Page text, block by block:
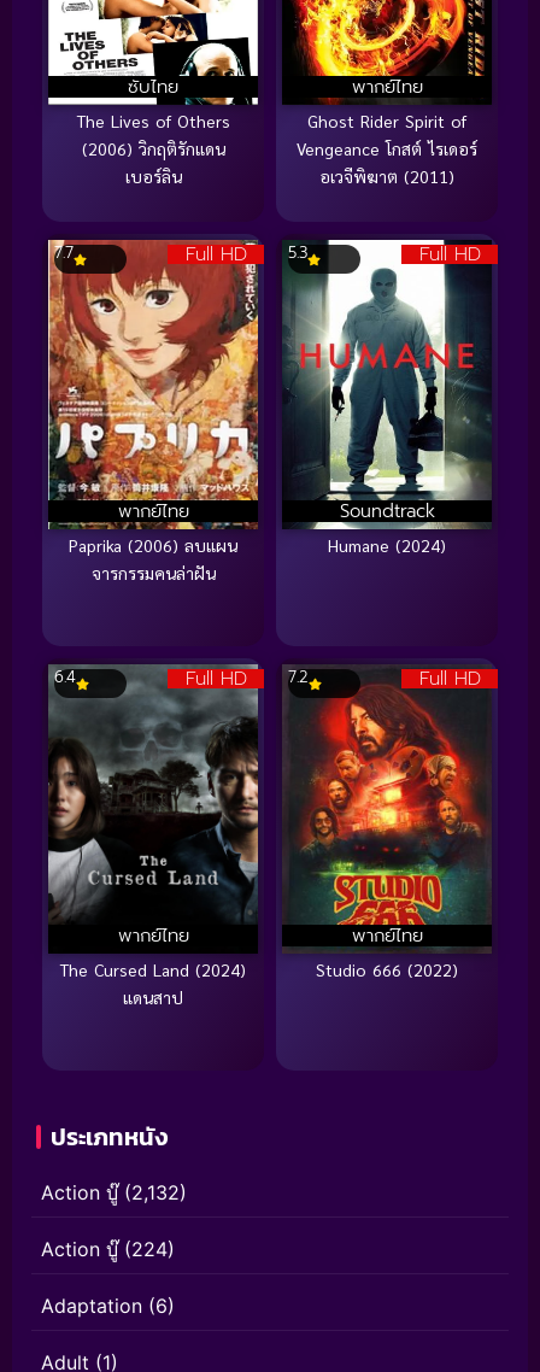
ซับไทย
The Lives of Others
(2006) วิกฤติรักแดน
เบอร์ลิน
พากย์ไทย
Ghost Rider Spirit of
Vengeance โกสต์ ไรเดอร์
อเวจีพิฆาต (2011)
Full HD
พากย์ไทย
7.7
Paprika (2006) ลบแผน
จารกรรมคนล่าฝัน
Full HD
Soundtrack
5.3
Humane (2024)
Full HD
พากย์ไทย
6.4
The Cursed Land (2024)
แดนสาป
Full HD
พากย์ไทย
7.2
Studio 666 (2022)
ประเภทหนัง
Action บู๊(2,132)
Action บู๊(224)
Adaptation (6)
Adult (1)